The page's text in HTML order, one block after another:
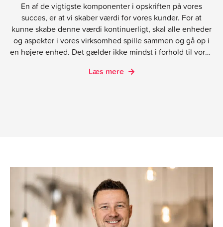
En af de vigtigste komponenter i opskriften på vores
succes, er at vi skaber værdi for vores kunder. For at
kunne skabe denne værdi kontinuerligt, skal alle enheder
og aspekter i vores virksomhed spille sammen og gå op i
en højere enhed. Det gælder ikke mindst i forhold til vores
forbindelse er vi enormt glade for at kunne fortælle at vi
Læs mere